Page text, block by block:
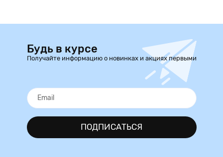
Будь в курсе
Получайте информацию о новинках и акциях первыми
ПОДПИСАТЬСЯ